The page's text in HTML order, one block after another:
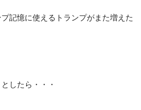
記憶に使えるトランプがまた増えた
したら・・・